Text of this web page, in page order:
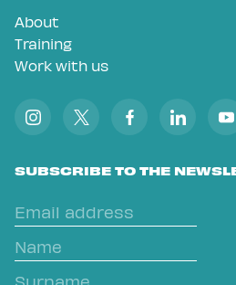
About
Training
Work with us
SUBSCRIBE TO THE